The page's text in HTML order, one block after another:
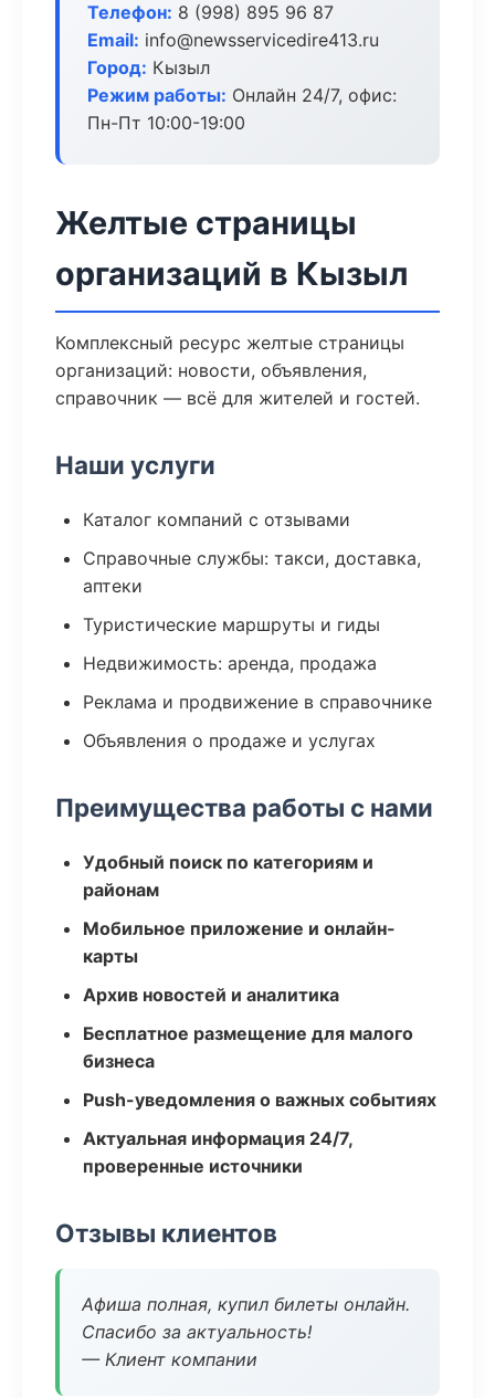
Телефон: 8 (998) 895 96 87
Email: info@newsservicedire413.ru
Город: Кызыл
Режим работы: Онлайн 24/7, офис:
Пн-Пт 10:00-19:00
Желтые страницы
организаций в Кызыл
Комплексный ресурс желтые страницы
организаций: новости, объявления,
справочник — всё для жителей и гостей.
Наши услуги
Каталог компаний с отзывами
Справочные службы: такси, доставка,
аптеки
Туристические маршруты и гиды
Недвижимость: аренда, продажа
Реклама и продвижение в справочнике
Объявления о продаже и услугах
Преимущества работы с нами
Удобный поиск по категориям и
районам
Мобильное приложение и онлайн-
карты
Архив новостей и аналитика
Бесплатное размещение для малого
бизнеса
Push-уведомления о важных событиях
Актуальная информация 24/7,
проверенные источники
Отзывы клиентов
Афиша полная, купил билеты онлайн.
Спасибо за актуальность!
— Клиент компании